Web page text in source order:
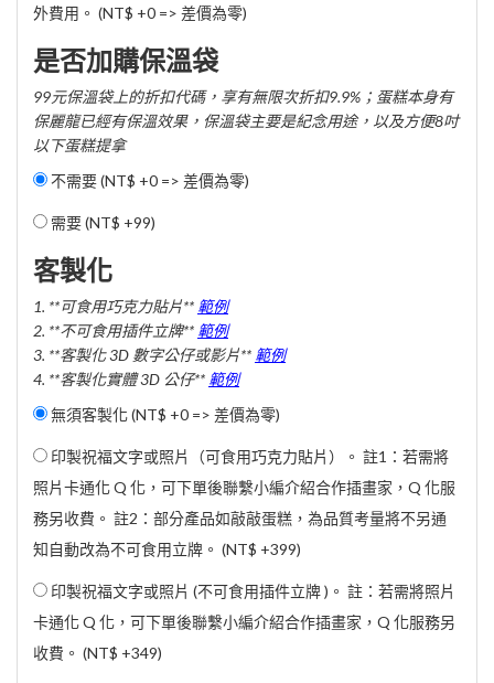
外費用。 (NT$ +0 => 差價為零)
是否加購保溫袋
99元保溫袋上的折扣代碼，享有無限次折扣9.9%；蛋糕本身有
保麗龍已經有保溫效果，保溫袋主要是紀念用途，以及方便8吋
以下蛋糕提拿
不需要 (NT$ +0 => 差價為零)
需要 (NT$ +99)
客製化
1. **可食用巧克力貼片** 範例
2. **不可食用插件立牌** 範例
3. **客製化 3D 數字公仔或影片** 範例
4. **客製化實體 3D 公仔** 範例
無須客製化 (NT$ +0 => 差價為零)
印製祝福文字或照片（可食用巧克力貼片）。 註1：若需將
照片卡通化 Q 化，可下單後聯繫小編介紹合作插畫家，Q 化服
務另收費。 註2：部分產品如敲敲蛋糕，為品質考量將不另通
知自動改為不可食用立牌。 (NT$ +399)
印製祝福文字或照片 (不可食用插件立牌 )。 註：若需將照片
卡通化 Q 化，可下單後聯繫小編介紹合作插畫家，Q 化服務另
收費。 (NT$ +349)